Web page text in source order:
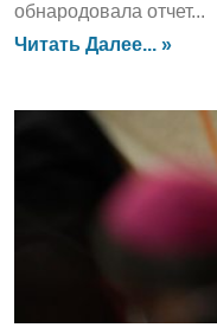
обнародовала отчет...
Читать Далее... »
ЛЕНТА